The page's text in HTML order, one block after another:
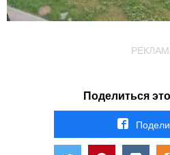
Поделиться